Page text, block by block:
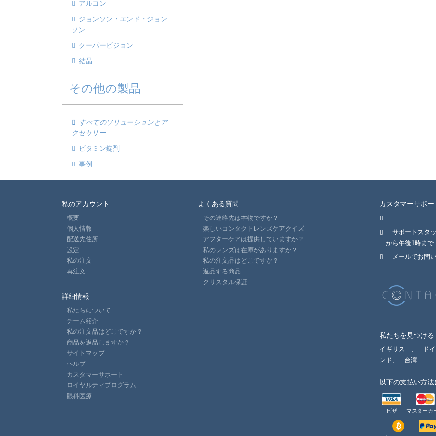
アルコン
ジョンソン・エンド・ジョン
ソン
クーパービジョン
結晶
その他の製品
すべてのソリューションとア
クセサリー
ビタミン錠剤
事例
私のアカウント
概要
個人情報
配送先住所
設定
私の注文
再注文
詳細情報
私たちについて
チーム紹介
私の注文品はどこですか？
商品を返品しますか？
サイトマップ
ヘルプ
カスタマーサポート
ロイヤルティプログラム
眼科医療
よくある質問
その連絡先は本物ですか？
楽しいコンタクトレンズケアクイズ
アフターケアは提供していますか？
私のレンズは在庫がありますか？
私の注文品はどこですか？
返品する商品
クリスタル保証
カスタマーサポー
サポートスタ
から午後1時まで
メールでお問
私たちを見つける
イギリス 、
ド
ンド、
台湾
以下の支払い方
ビザ マスターカ